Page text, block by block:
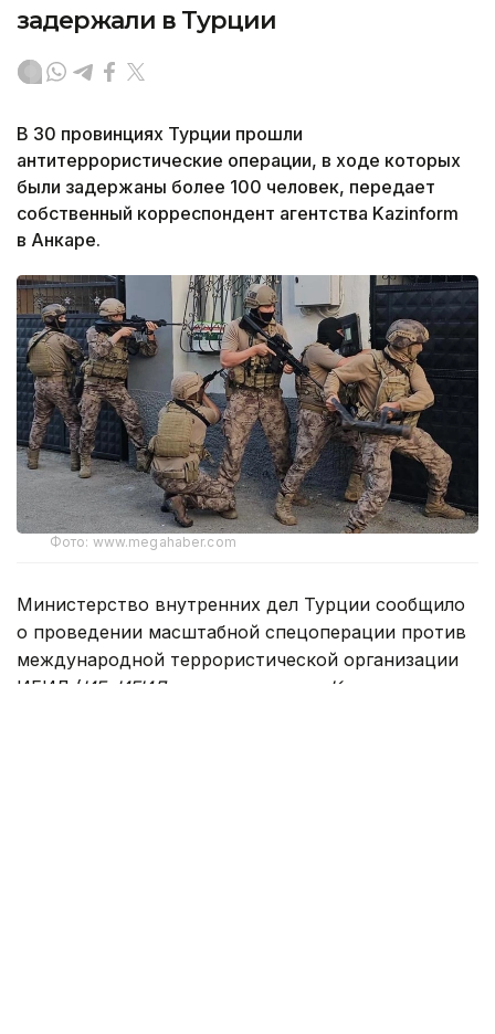
задержали в Турции
В 30 провинциях Турции прошли
антитеррористические операции, в ходе которых
были задержаны более 100 человек, передает
собственный корреспондент агентства Kazinform
в Анкаре.
Фото: www.megahaber.com
Министерство внутренних дел Турции сообщило
о проведении масштабной спецоперации против
международной террористической организации
ИГИЛ ( ИГ, ИГИЛ—
запрещенная в Казахстане